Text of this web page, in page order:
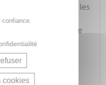
élimine les poux et les
ce qui est un gain de
et
la chevelure de
cookies